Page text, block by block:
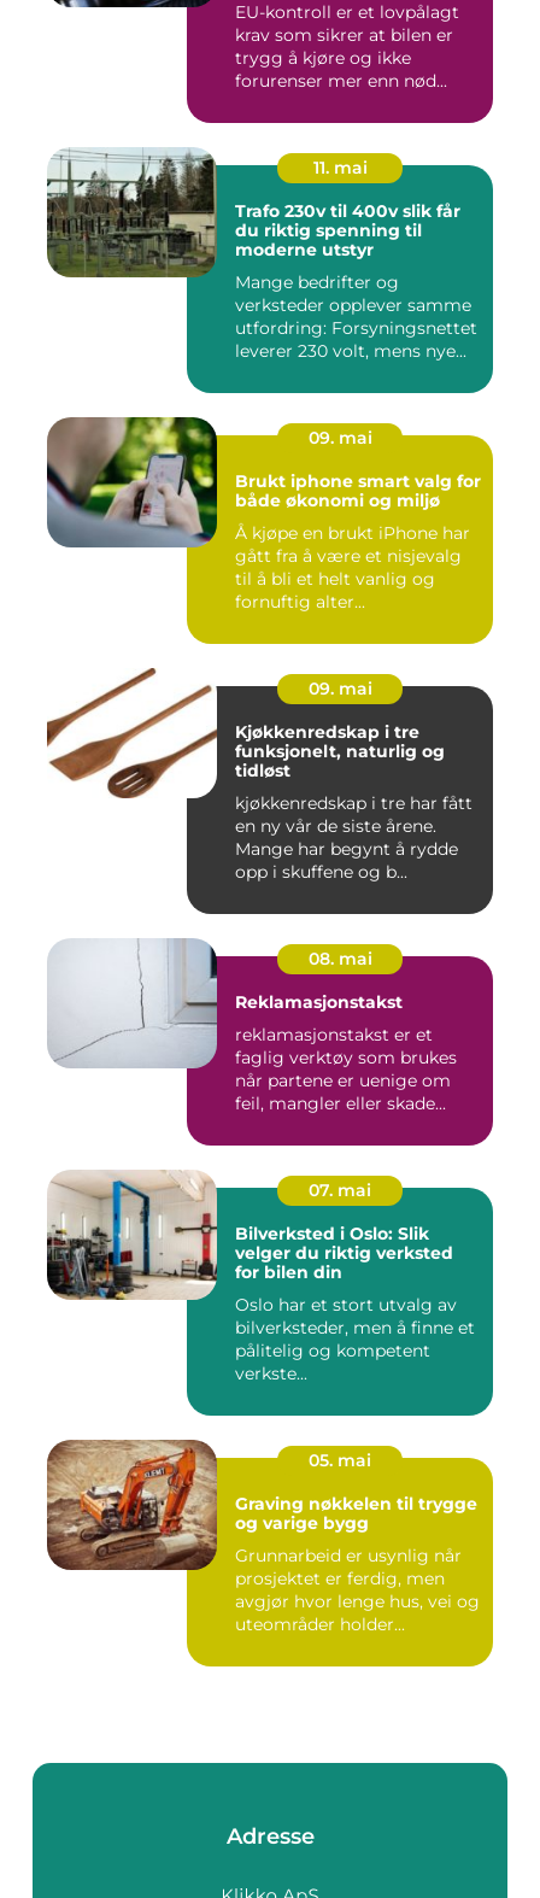
EU-kontroll er et lovpålagt
krav som sikrer at bilen er
trygg å kjøre og ikke
forurenser mer enn nød...
11. mai
Trafo 230v til 400v slik får
du riktig spenning til
moderne utstyr
Mange bedrifter og
verksteder opplever samme
utfordring: Forsyningsnettet
leverer 230 volt, mens nye...
09. mai
Brukt iphone smart valg for
både økonomi og miljø
Å kjøpe en brukt iPhone har
gått fra å være et nisjevalg
til å bli et helt vanlig og
fornuftig alter...
09. mai
Kjøkkenredskap i tre
funksjonelt, naturlig og
tidløst
kjøkkenredskap i tre har fått
en ny vår de siste årene.
Mange har begynt å rydde
opp i skuffene og b...
08. mai
Reklamasjonstakst
reklamasjonstakst er et
faglig verktøy som brukes
når partene er uenige om
feil, mangler eller skade...
07. mai
Bilverksted i Oslo: Slik
velger du riktig verksted
for bilen din
Oslo har et stort utvalg av
bilverksteder, men å finne et
pålitelig og kompetent
verkste...
05. mai
Graving nøkkelen til trygge
og varige bygg
Grunnarbeid er usynlig når
prosjektet er ferdig, men
avgjør hvor lenge hus, vei og
uteområder holder...
Adresse